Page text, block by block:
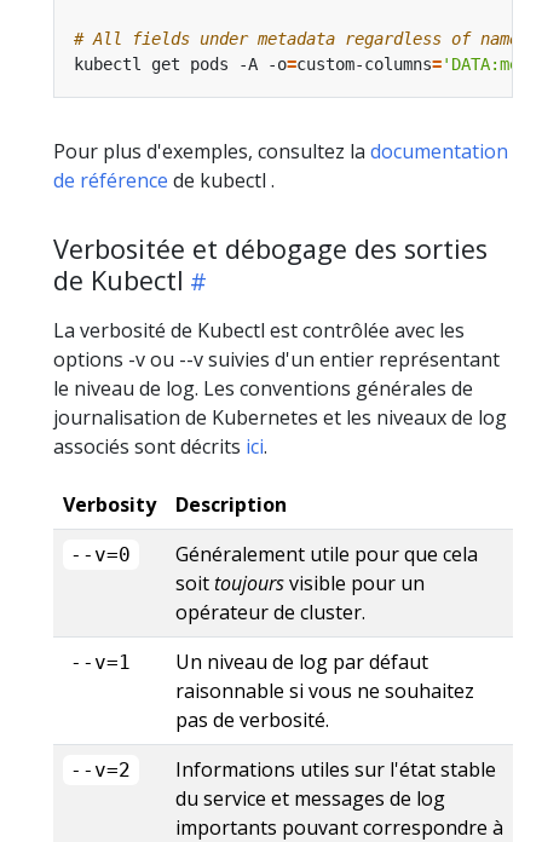
# All fields under metadata regardless of name
kubectl get pods -A -o=custom-columns=
Pour plus d'exemples, consultez la documentation
de référence de kubectl .
Verbositée et débogage des sorties
de Kubectl
La verbosité de Kubectl est contrôlée avec les
options -v ou --v suivies d'un entier représentant
le niveau de log. Les conventions générales de
journalisation de Kubernetes et les niveaux de log
associés sont décrits ici.
Verbosity Description
--v=0
Généralement utile pour que cela
soittoujoursvisible pour un
opérateur de cluster.
--v=1
Un niveau de log par défaut
raisonnable si vous ne souhaitez
pas de verbosité.
--v=2
Informations utiles sur l'état stable
du service et messages de log
importants pouvant correspondre à